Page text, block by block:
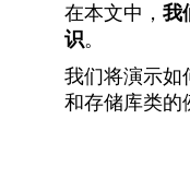
在本文中， 我
识。
我们将演示如
和存储库类的